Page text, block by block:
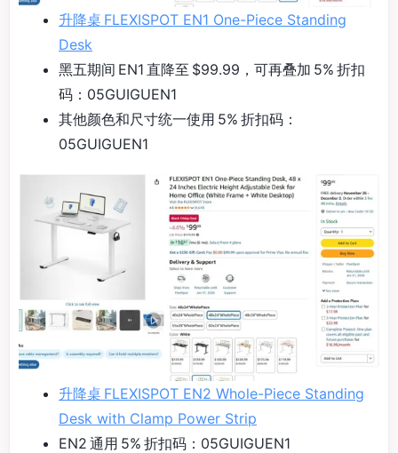
升降桌 FLEXISPOT EN1 One-Piece Standing
Desk
黑五期间 EN1 直降至 $99.99，可再叠加 5% 折扣
码：05GUIGUEN1
其他颜色和尺寸统一使用 5% 折扣码：
05GUIGUEN1
升降桌 FLEXISPOT EN2 Whole-Piece Standing
Desk with Clamp Power Strip
EN2 通用 5% 折扣码：05GUIGUEN1